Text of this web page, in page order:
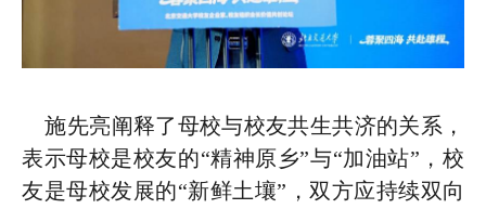
施先亮阐释了母校与校友共生共济的关系，
表示母校是校友的“精神原乡”与“加油站”，校
友是母校发展的“新鲜土壤”，双方应持续双向